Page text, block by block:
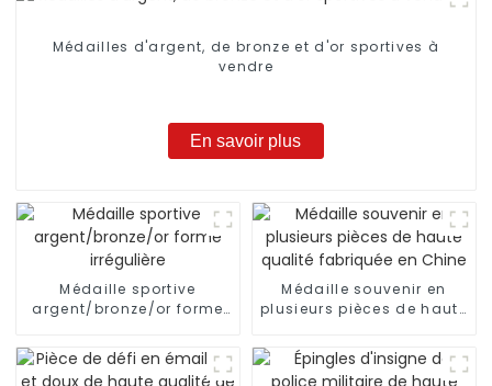
Médailles d'argent, de bronze et d'or sportives à
vendre
En savoir plus
Médaille sportive
argent/bronze/or forme
Médaille souvenir en
plusieurs pièces de haute
Chine